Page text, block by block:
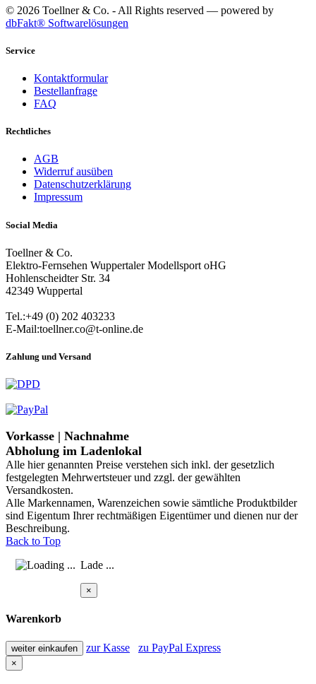
© 2026 Toellner & Co. - All Rights reserved — powered by
dbFakt® Softwarelösungen
Service
Kontaktformular
Bestellanfrage
FAQ
Rechtliches
AGB
Widerruf ausüben
Datenschutzerklärung
Impressum
Social Media
Toellner & Co.
Elektro-Fernsehen Wuppertaler Modellsport oHG
Hohlenscheidter Str. 34
42349 Wuppertal
Tel.:+49 (0) 202 403233
E-Mail:toellner.co@t-online.de
Zahlung und Versand
Vorkasse | Nachnahme
Abholung im Ladenlokal
Alle hier genannten Preise verstehen sich inkl. der gesetzlich
festgelegten Mehrwertsteuer und zzgl. der gewählten
Versandkosten.
Alle Markennamen, Warenzeichen sowie sämtliche Produktbilder
sind Eigentum Ihrer rechtmäßigen Eigentümer und dienen nur der
Beschreibung.
Back to Top
Lade ...
×
Warenkorb
weiter einkaufen zur Kasse zu PayPal Express
×